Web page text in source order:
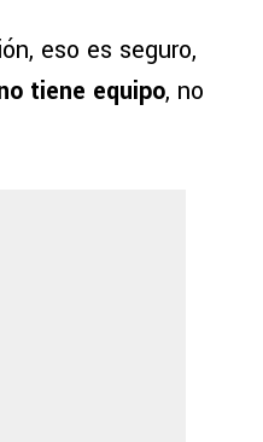
eso es seguro,
tiene equipo, no